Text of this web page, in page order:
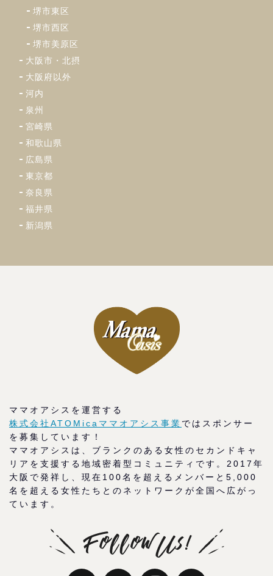
堺市東区
堺市西区
堺市美原区
大阪市・北摂
大阪府以外
河内
泉州
宮崎県
和歌山県
広島県
東京都
奈良県
福井県
新潟県
ママオアシスを運営する
株式会社ATOMicaママオアシス事業 ではスポンサー
を募集しています！
ママオアシスは、ブランクのある女性のセカンドキャ
リアを支援する地域密着型コミュニティです。2017年
大阪で発祥し、現在100名を超えるメンバーと5,000
名を超える女性たちとのネットワークが全国へ広がっ
ています。